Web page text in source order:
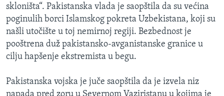
skloništa“. Pakistanska vlada je saopštila da su većina
poginulih borci Islamskog pokreta Uzbekistana, koji su
našli utočište u toj nemirnoj regiji. Bezbednost je
pooštrena duž pakistansko-avganistanske granice u
cilju hapšenje ekstremista u begu.
Pakistanska vojska je juče saopštila da je izvela niz